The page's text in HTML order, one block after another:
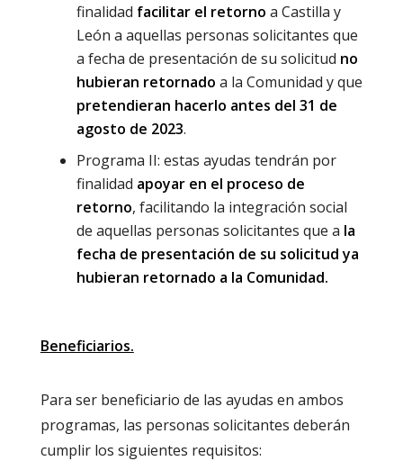
finalidad facilitar el retorno a Castilla y
León a aquellas personas solicitantes que
a fecha de presentación de su solicitud no
hubieran retornado a la Comunidad y que
pretendieran hacerlo antes del 31 de
agosto de 2023.
Programa II: estas ayudas tendrán por
finalidad apoyar en el proceso de
retorno, facilitando la integración social
de aquellas personas solicitantes que a la
fecha de presentación de su solicitud ya
hubieran retornado a la Comunidad.
Beneficiarios.
Para ser beneficiario de las ayudas en ambos
programas, las personas solicitantes deberán
cumplir los siguientes requisitos: